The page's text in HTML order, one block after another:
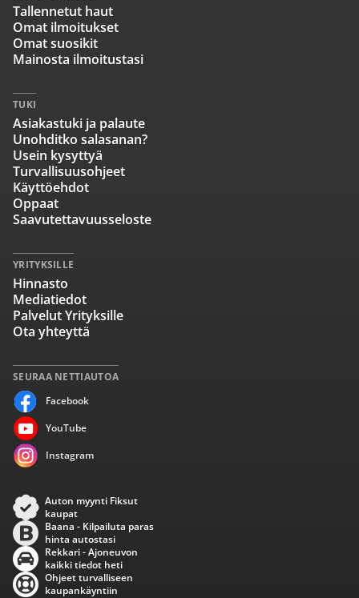
SEURAA NETTIAUTOA
Facebook
YouTube
Instagram
Tallennetut haut
Omat ilmoitukset
Omat suosikit
Mainosta ilmoitustasi
TUKI
Asiakastuki ja palaute
Unohditko salasanan?
Usein kysyttyä
Turvallisuusohjeet
Käyttöehdot
Oppaat
Saavutettavuusseloste
YRITYKSILLE
Hinnasto
Mediatiedot
Palvelut Yrityksille
Ota yhteyttä
Auton myynti Fiksut
kaupat
Baana - Kilpailuta paras
hinta autostasi
Rekkari - Ajoneuvon
kaikki tiedot heti
Ohjeet turvalliseen
kaupankäyntiin